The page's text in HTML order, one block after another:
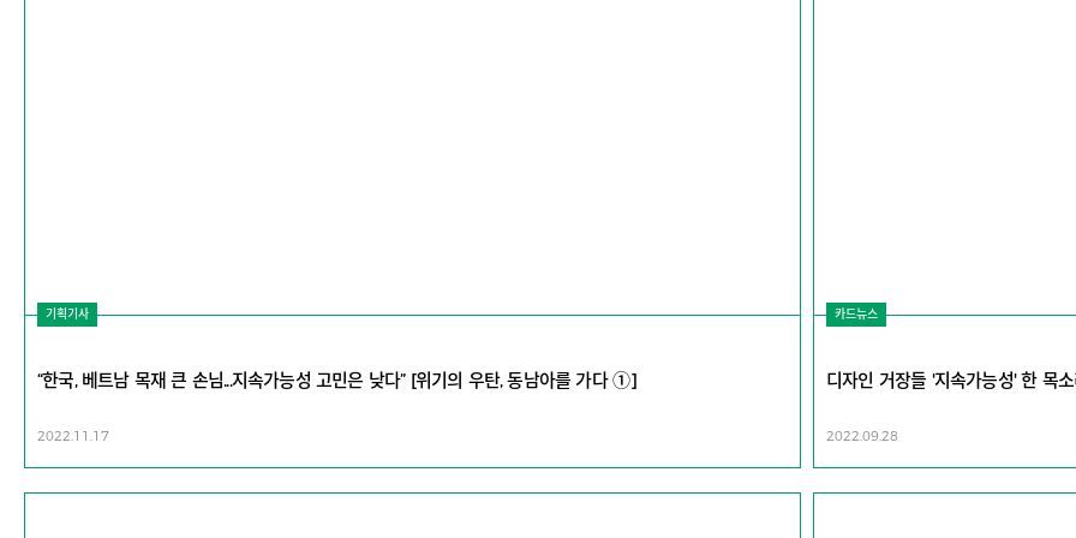
기획기사
“한국, 베트남 목재 큰 손님...지속가능성 고민은 낮다” [위기의 우탄, 동남아를 가다 ①]
2022.11.17
카드뉴스
디자인 거장들 '지속가능성' 한 목
2022.09.28